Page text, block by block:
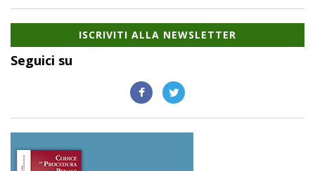
ISCRIVITI ALLA NEWSLETTER
Seguici su